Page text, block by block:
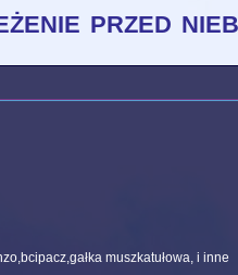
przed
muszkatułowa, i inne